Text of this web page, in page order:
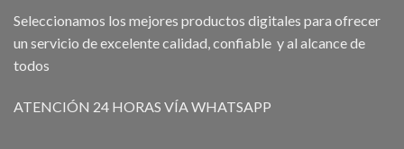
Seleccionamos los mejores productos digitales para ofrecer
un servicio de excelente calidad, confiable y al alcance de
todos
ATENCIÓN 24 HORAS VÍA WHATSAPP